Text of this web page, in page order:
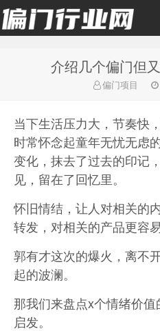
偏门行业网
介绍几个偏门但
偏门项目
当下生活压力大，节奏快
时常怀念起童年无忧无虑的
变化，抹去了过去的印记
见，留在了回忆里。
怀旧情结，让人对相关的
转发，对相关的产品更容
郭有才这次的爆火，离不
起的波澜。
那我们来盘点x个情绪价
启发。